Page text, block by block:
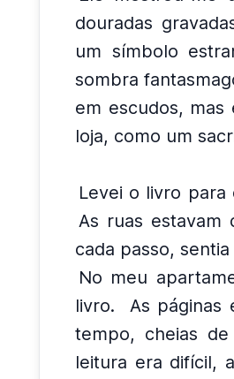
douradas
um símbolo
sombra
em escudos, mas
loja, como um
Levei o livro para
As ruas estavam
cada passo,
No meu
livro.
As páginas
tempo, cheias
leitura era difícil,